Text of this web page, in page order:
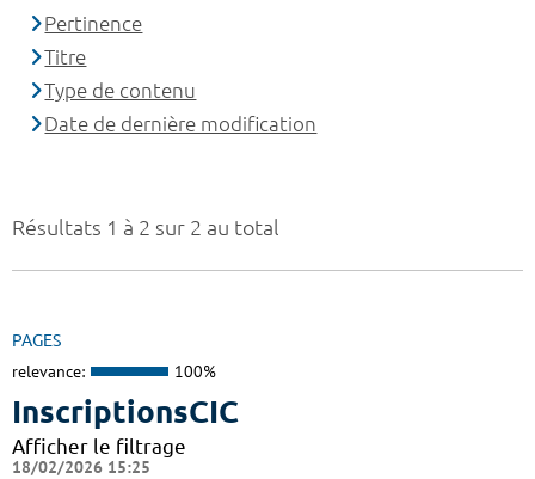
Résultats 1 à 2 sur 2 au total
PAGES
relevance: 100%
InscriptionsCIC
Afficher le filtrage
18/02/2026 15:25
Pertinence
Titre
Type de contenu
Date de dernière modification